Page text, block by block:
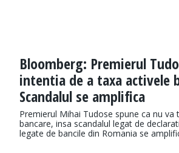
Bloomberg: Premierul
intentia de a taxa activele
Scandalul se amplifica
Premierul Mihai Tudose spune ca nu va
bancare, insa scandalul legat de
legate de bancile din Romania se